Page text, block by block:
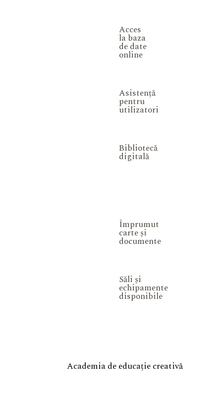
Acces
la baza
de date
online
Asistență
pentru
utilizatori
Bibliotecă
digitală
Împrumut
carte și
documente
Săli și
echipamente
disponibile
Academia de educație creativă